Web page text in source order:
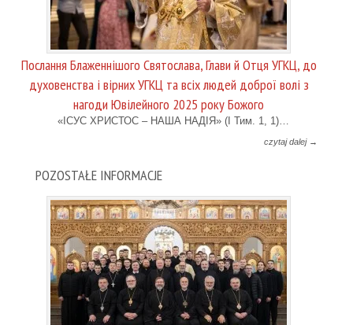
Послання Блаженнішого Святослава, Глави й Отця УГКЦ, до
духовенства і вірних УГКЦ та всіх людей доброї волі з
нагоди Ювілейного 2025 року Божого
«ІСУС ХРИСТОС – НАША НАДІЯ» (І Тим. 1, 1)…
czytaj dalej →
POZOSTAŁE INFORMACJE